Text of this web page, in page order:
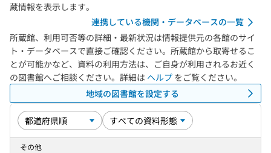
蔵情報を表示します。
連携している機関・データベースの一覧
所蔵館、利用可否等の詳細・最新状況は情報提供元の各館のサイ
ト・データベースで直接ご確認ください。所蔵館から取寄せるこ
とが可能かなど、資料の利用方法は、ご自身が利用されるお近く
の図書館へご相談ください。詳細は ヘルプ をご覧ください。
地域の図書館を設定する
その他